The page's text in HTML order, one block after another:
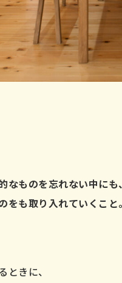
なものを忘れない中にも
をも取り入れていくこと
ときに、